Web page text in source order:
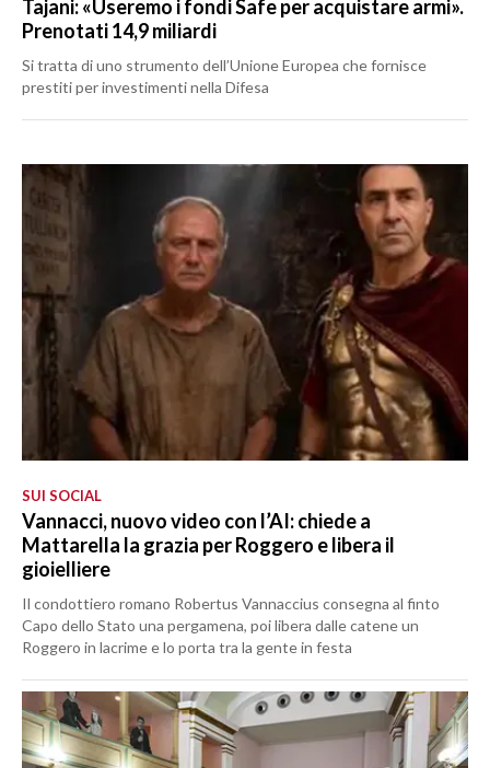
Tajani: «Useremo i fondi Safe per acquistare armi».
Prenotati 14,9 miliardi
Si tratta di uno strumento dell’Unione Europea che fornisce
prestiti per investimenti nella Difesa
SUI SOCIAL
Vannacci, nuovo video con l’AI: chiede a
Mattarella la grazia per Roggero e libera il
gioielliere
Il condottiero romano Robertus Vannaccius consegna al finto
Capo dello Stato una pergamena, poi libera dalle catene un
Roggero in lacrime e lo porta tra la gente in festa